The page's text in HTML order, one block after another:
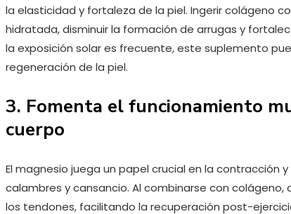
la elasticidad y fortaleza de la piel. Ingerir colágeno
hidratada, disminuir la formación de arrugas y
la exposición solar es frecuente, este suplemento
regeneración de la piel.
3. Fomenta el funcionamiento
cuerpo
El magnesio juega un papel crucial en la contracción
calambres y cansancio. Al combinarse con
los tendones, facilitando la recuperación post-